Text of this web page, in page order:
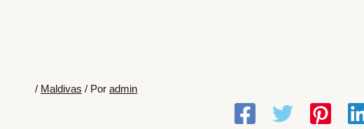
/ Maldivas / Por admin